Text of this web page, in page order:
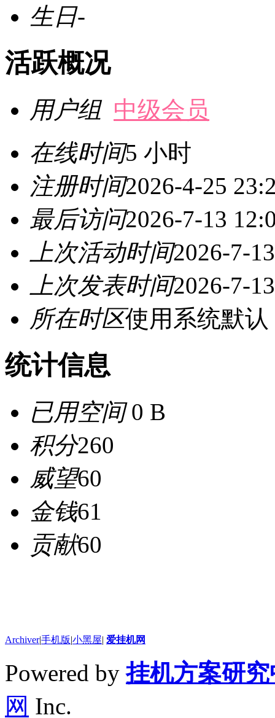
生日-
活跃概况
用户组 中级会员
在线时间5 小时
注册时间2026-4-25
最后访问2026-7-13
上次活动时间2026-7-
上次发表时间2026-7-
所在时区使用系统默认
统计信息
已用空间0 B
积分260
威望60
金钱61
贡献60
Archiver|手机版|小黑屋| 爱挂机网
Powered by挂机方案研
网 Inc.